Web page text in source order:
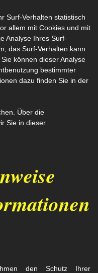
Surf-Verhalten statistisch
allem mit Cookies und mit
Analyse Ihres Surf-
das Surf-Verhalten kann
können dieser Analyse
bestimmter
dazu finden Sie in der
Über die
Sie in dieser
den Schutz Ihrer